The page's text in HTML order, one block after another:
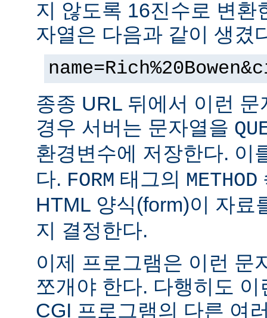
지 않도록 16진수로 변환
자열은 다음과 같이 생겼
종종 URL 뒤에서 이런
경우 서버는 문자열을
환경변수에 저장한다. 이
다. FORM 태그의 METHOD
HTML 양식(form)이 자료
지 결정한다.
이제 프로그램은 이런 문
쪼개야 한다. 다행히도
CGI 프로그램의 다른 여